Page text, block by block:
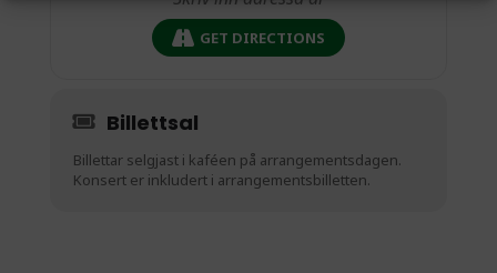
GET DIRECTIONS
Billettsal
Billettar selgjast i kaféen på arrangementsdagen.
Konsert er inkludert i arrangementsbilletten.